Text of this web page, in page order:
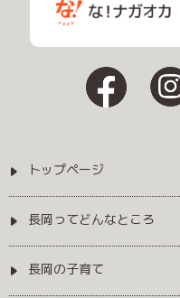
トップページ
長岡ってどんなところ
長岡の子育て